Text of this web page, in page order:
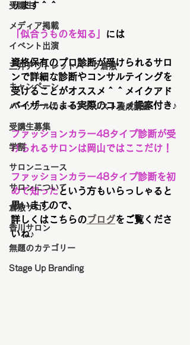
受講生
メディア掲載
イベント出演
三井アウトレットパーク倉敷
キャンペーン
パーソナルカラーアナリスト養成講座
受講生募集
学割
サロンニュース
サロンについて
倉敷サロン
香川サロン
無題のカテゴリー
Stage Up Branding
ります＾＾
「似合うものを知る」 には
資格保有のプロ診断が受けられるサロ
ンで詳細な診断やコンサルテイングを
受けることがオススメ＾＾メイクアド
バイザーによる実際のコスメ提案付き♪
ファッションカラー48タイプ診断が受
けられるサロンは岡山ではここだけ！
ファッションカラー48タイプ診断を初
めて知ったという方もいらっしゃると
思いますので、
詳しくはこちらのブログをご覧くださ
いね♪